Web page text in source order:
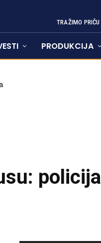
TRAŽIMO PRIČU
PRODUKCIJA
policija